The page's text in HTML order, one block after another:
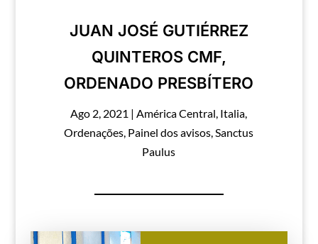
JUAN JOSÉ GUTIÉRREZ
QUINTEROS CMF,
ORDENADO PRESBÍTERO
Ago 2, 2021 |América Central, Italia,
Ordenações, Painel dos avisos,Sanctus
Paulus